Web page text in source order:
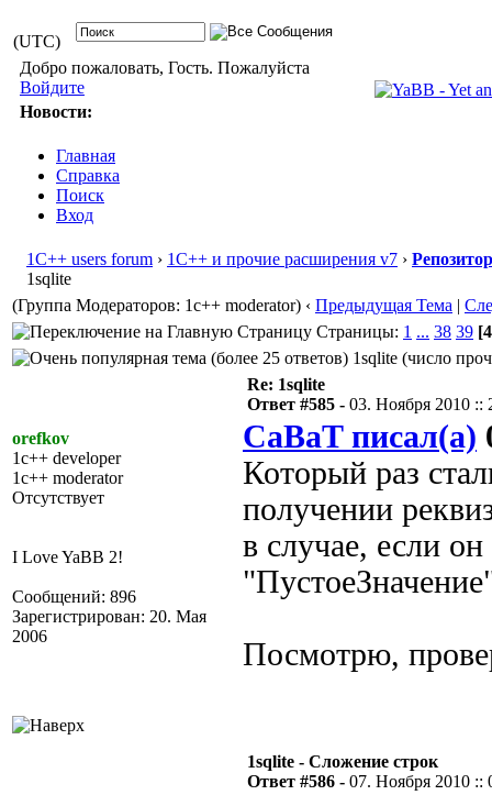
(UTC)
Добро пожаловать, Гость. Пожалуйста
Войдите
Новости:
Главная
Справка
Поиск
Вход
1С++ users forum › 1С++ и прочие расширения v7 ›
1sqlite
(Группа Модераторов: 1c++ moderator) ‹ Предыдущая Тема |
Страницы: 1 ... 38 39
1sqlite (число
orefkov
1c++ developer
1c++ moderator
Отсутствует
I Love YaBB 2!
Сообщений: 896
Зарегистрирован: 20. Мая
2006
Re: 1sqlite
Ответ #585 - 03. Ноября 2010 ::
CaBaT писал(а)
Который раз
получении
в случае, если
Посмотрю,
1sqlite - Сложение строк
Ответ #586 - 07. Ноября 2010 ::